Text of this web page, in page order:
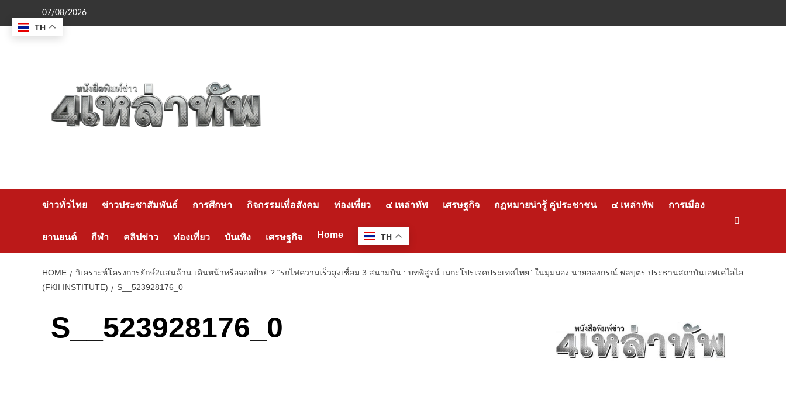
content
07/08/2026
ข่าวทั่วไทย ข่าวประชาสัมพันธ์ การศึกษา กิจกรรมเพื่อสังคม ท่องเที่ยว ๔ เหล่าทัพ เศรษฐกิจ กฏหมายน่ารู้ คู่ประชาชน ๔ เหล่าทัพ การเมือง
ยานยนต์ กีฬา คลิปข่าว ท่องเที่ยว บันเทิง เศรษฐกิจ Home TH
HOME
วิเคราะห์โครงการยักษ์2แสนล้าน เดินหน้าหรือจอดป้าย ? “รถไฟความเร็วสูงเชื่อม 3 สนามบิน : บทพิสูจน์ เมกะโปรเจคประเทศไทย” ในมุมมอง นายอลงกรณ์ พลบุตร ประธานสถาบันเอฟเคไอไอ
(FKII INSTITUTE)
S__523928176_0
S__523928176_0
TH